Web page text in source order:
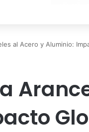
al Acero y Aluminio: